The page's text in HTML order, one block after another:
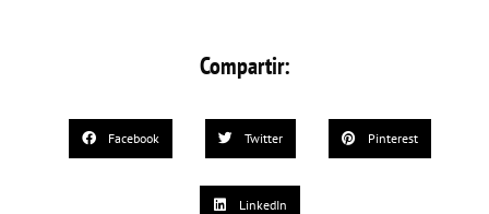
Compartir:
Facebook Twitter Pinterest
LinkedIn